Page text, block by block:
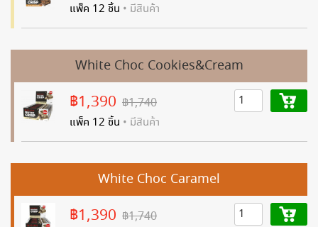
แพ็ค 12 ชิ้น • มีสินค้า
White Choc Cookies&Cream
฿1,390 ฿1,740
แพ็ค 12 ชิ้น • มีสินค้า
White Choc Caramel
฿1,390 ฿1,740